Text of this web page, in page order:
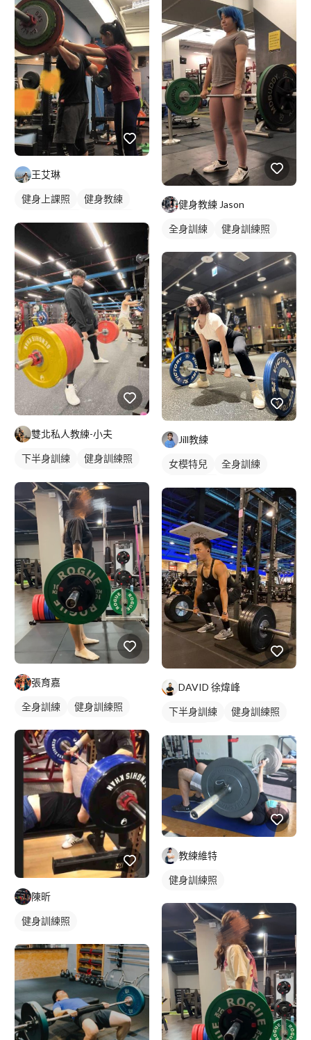
王艾琳
健身上課照
健身教練
重訓課程
健身課程
雙北私人教練-小夫
下半身訓練
健身訓練照
張育嘉
全身訓練 健身訓練照
陳昕
健身訓練照
健身教練 Jason
全身訓練 健身訓練照
Jill教練
女模特兒
全身訓練
DAVID 徐煒峰
下半身訓練
健身訓練照
教練維特
健身訓練照